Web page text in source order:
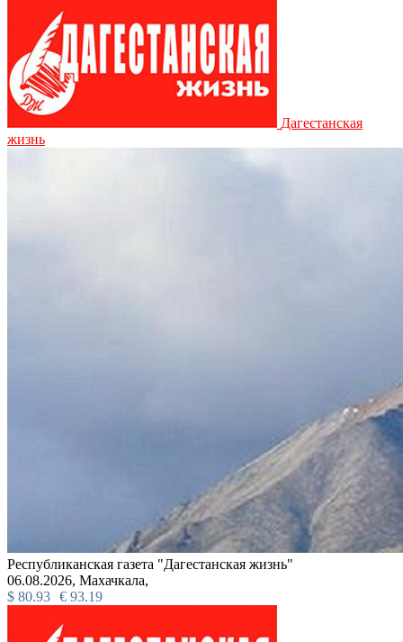
Дагестанская
жизнь
Республиканская газета "Дагестанская жизнь"
06.08.2026, Махачкала,
$ 80.93 € 93.19